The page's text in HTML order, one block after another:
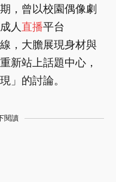
，曾以校園偶像劇
人 直播平台
，大膽展現身材與
新站上話題中心，
」的討論。
閱讀